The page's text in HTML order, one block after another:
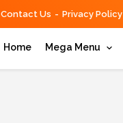
Contact Us Privacy Policy
Home Mega Menu